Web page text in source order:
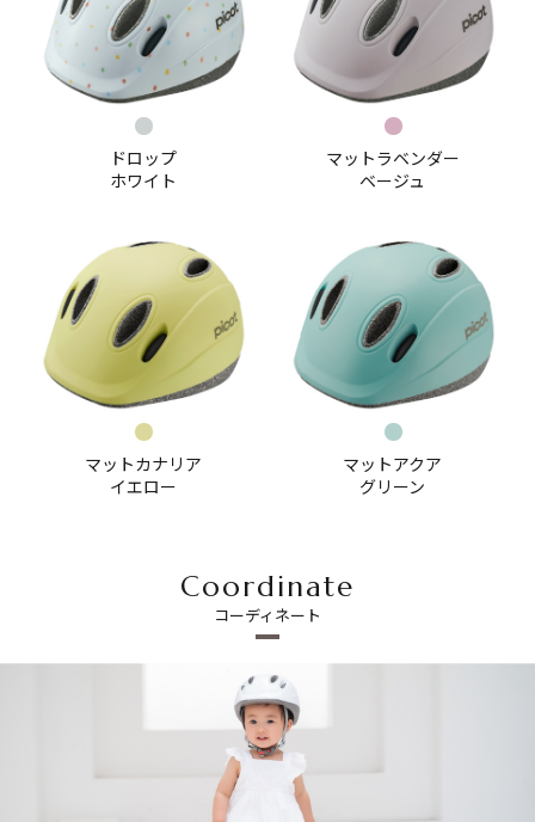
ドロップ
ホワイト
マットラベンダー
ベージュ
マットカナリア
イエロー
マットアクア
グリーン
Coordinate
コーディネート